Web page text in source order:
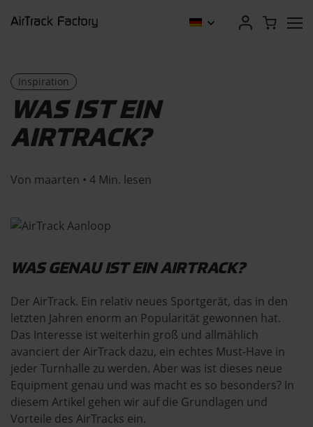
Inspiration
WAS IST EIN
AIRTRACK?
Von maarten • 4 Min. lesen
WAS GENAU IST EIN AIRTRACK?
Der AirTrack. Ein relativ neues Sportgerät, das in den
letzten Jahren enorm an Popularität gewonnen hat.
Das Interesse ist weiterhin groß und allmählich
avanciert der AirTrack dazu, ein echtes Must-Have in
jeder Turnhalle zu werden. Aber was ist dieses neue
Equipment genau und was macht es so besonders? In
diesem Artikel gehen wir auf die Grundlagen und
Vorteile des AirTracks ein.